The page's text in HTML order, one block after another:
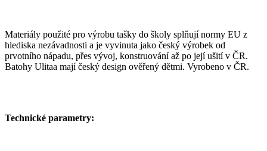
Materiály použité pro výrobu tašky do školy splňují normy EU z
hlediska nezávadnosti a je vyvinuta jako český výrobek od
prvotního nápadu, přes vývoj, konstruování až po její ušití v ČR.
Batohy Ulitaa mají český design ověřený dětmi. Vyrobeno v ČR.
Technické parametry: